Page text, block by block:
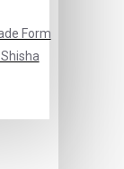
Form